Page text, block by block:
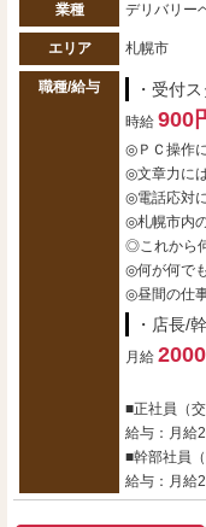
業種 デリバリー
エリア 札幌市
職種/給与 ・受付
時給 900
◎ＰＣ操作
◎文章力に
◎電話応対
◎札幌市内
◎これから
◎何が何で
◎昼間の仕
・店長/
月給
■正社員（交
給与：月給
■幹部社員（
給与：月給